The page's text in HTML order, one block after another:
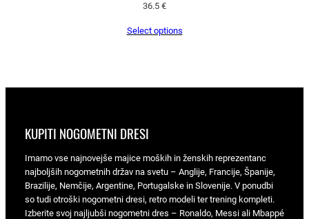
36.5 €
Select options
KUPITI NOGOMETNI DRESI
Imamo vse najnovejše majice moških in ženskih reprezentanc
najboljših nogometnih držav na svetu – Anglije, Francije, Španije,
Brazilije, Nemčije, Argentine, Portugalske in Slovenije. V ponudbi
so tudi otroški nogometni dresi, retro modeli ter trening kompleti.
Izberite svoj najljubši nogometni dres – Ronaldo, Messi ali Mbappé